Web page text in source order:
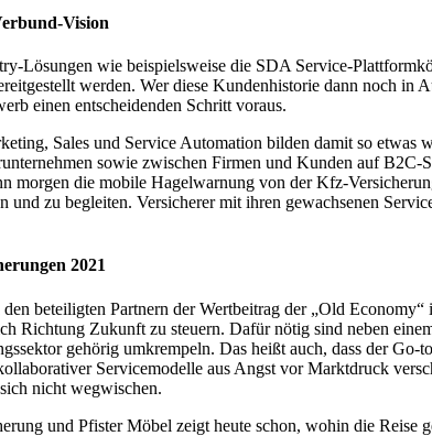
Vision
Lösungen wie beispielsweise die SDA Service-
werden. Wer diese Kundenhistorie dann noch
einen entscheidenden Schritt voraus.
Sales und Service Automation bilden damit so etwas
sowie zwischen Firmen und Kunden auf
morgen die mobile Hagelwarnung von der Kfz-
zu begleiten. Versicherer mit ihren gewachsenen
2021
beteiligten Partnern der Wertbeitrag der „Old
Richtung Zukunft zu steuern. Dafür nötig sind neben
gehörig umkrempeln. Das heißt auch, dass der
Servicemodelle aus Angst vor Marktdruck
nicht wegwischen.
und Pfister Möbel zeigt heute schon, wohin die